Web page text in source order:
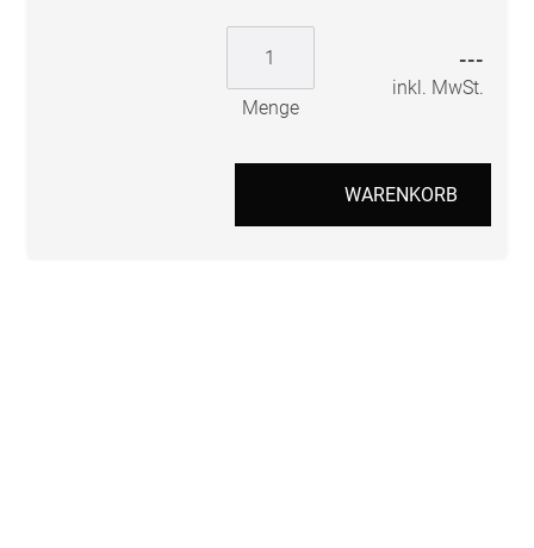
Menge
---
inkl. MwSt.
WARENKORB